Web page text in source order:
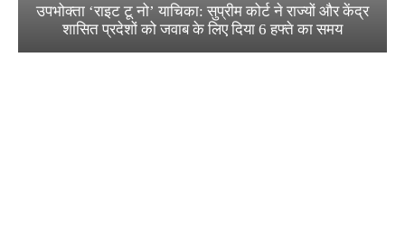
उपभोक्ता ‘राइट टू नो’ याचिका: सुप्रीम कोर्ट ने राज्यों और केंद्र
शासित प्रदेशों को जवाब के लिए दिया 6 हफ्ते का समय